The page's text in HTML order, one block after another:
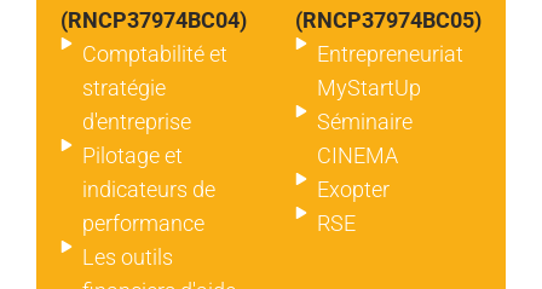
(RNCP37974BC04)
Comptabilité et
stratégie
d'entreprise
Pilotage et
indicateurs de
performance
Les outils
(RNCP37974BC05)
Entrepreneuriat
MyStartUp
Séminaire
CINEMA
Exopter
RSE